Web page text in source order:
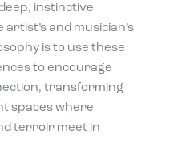
instinctive
and musician’s
is to use these
to encourage
transforming
spaces where
terroir meet in